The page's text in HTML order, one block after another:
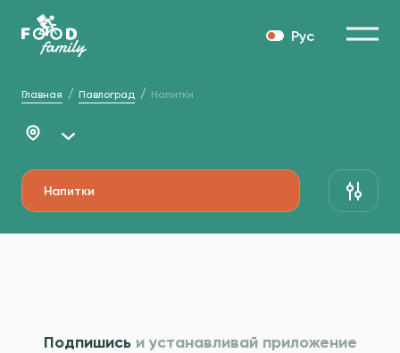
Рус
Главная Павлоград Напитки
Напитки
Подпишисьи устанавливай приложение